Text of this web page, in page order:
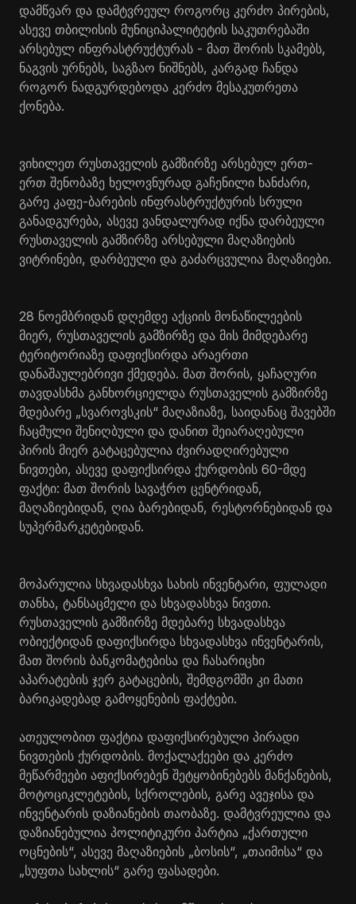
დამწვარ და დამტვრეულ როგორც კერძო პირების,
ასევე თბილისის მუნიციპალიტეტის საკუთრებაში
არსებულ ინფრასტრუქტურას - მათ შორის სკამებს,
ნაგვის ურნებს, საგზაო ნიშნებს, კარგად ჩანდა
როგორ ნადგურდებოდა კერძო მესაკუთრეთა
ქონება.
ვიხილეთ რუსთაველის გამზირზე არსებულ ერთ-
ერთ შენობაზე ხელოვნურად გაჩენილი ხანძარი,
გარე კაფე-ბარების ინფრასტრუქტურის სრული
განადგურება, ასევე ვანდალურად იქნა დარბეული
რუსთაველის გამზირზე არსებული მაღაზიების
ვიტრინები, დარბეული და გაძარცვულია მაღაზიები.
28 ნოემბრიდან დღემდე აქციის მონაწილეების
მიერ, რუსთაველის გამზირზე და მის მიმდებარე
ტერიტორიაზე დაფიქსირდა არაერთი
დანაშაულებრივი ქმედება. მათ შორის, ყაჩაღური
თავდასხმა განხორციელდა რუსთაველის გამზირზე
მდებარე „სვაროვსკის“ მაღაზიაზე, საიდანაც შავებში
ჩაცმული შენიღბული და დანით შეიარაღებული
პირის მიერ გატაცებულია ძვირადღირებული
ნივთები, ასევე დაფიქსირდა ქურდობის 60-მდე
ფაქტი: მათ შორის სავაჭრო ცენტრიდან,
მაღაზიებიდან, ღია ბარებიდან, რესტორნებიდან და
სუპერმარკეტებიდან.
მოპარულია სხვადასხვა სახის ინვენტარი, ფულადი
თანხა, ტანსაცმელი და სხვადასხვა ნივთი.
რუსთაველის გამზირზე მდებარე სხვადასხვა
ობიექტიდან დაფიქსირდა სხვადასხვა ინვენტარის,
მათ შორის ბანკომატებისა და ჩასარიცხი
აპარატების ჯერ გატაცების, შემდგომში კი მათი
ბარიკადებად გამოყენების ფაქტები.
ათეულობით ფაქტია დაფიქსირებული პირადი
ნივთების ქურდობის. მოქალაქეები და კერძო
მეწარმეები აფიქსირებენ შეტყობინებებს მანქანების,
მოტოციკლეტების, სქროლების, გარე ავეჯისა და
ინვენტარის დაზიანების თაობაზე. დამტვრეულია და
დაზიანებულია პოლიტიკური პარტია „ქართული
ოცნების“, ასევე მაღაზიების „ბოსის“, „თაიმისა“ და
„სუფთა სახლის“ გარე ფასადები.